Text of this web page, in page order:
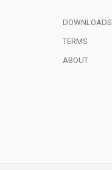
DOWNLOADS
TERMS
ABOUT